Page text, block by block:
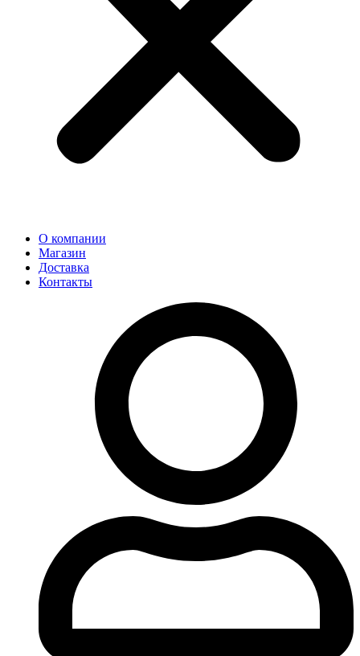
О компании
Магазин
Доставка
Контакты